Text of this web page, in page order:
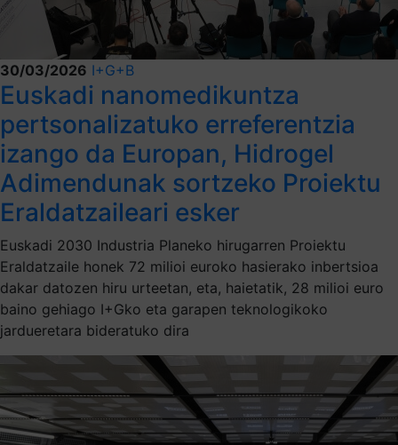
30/03/2026 I+G+B
Euskadi nanomedikuntza
pertsonalizatuko erreferentzia
izango da Europan, Hidrogel
Adimendunak sortzeko Proiektu
Eraldatzaileari esker
Euskadi 2030 Industria Planeko hirugarren Proiektu
Eraldatzaile honek 72 milioi euroko hasierako inbertsioa
dakar datozen hiru urteetan, eta, haietatik, 28 milioi euro
baino gehiago I+Gko eta garapen teknologikoko
jardueretara bideratuko dira